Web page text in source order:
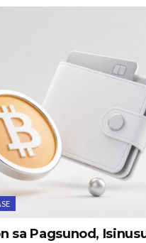
sa Pagsunod,